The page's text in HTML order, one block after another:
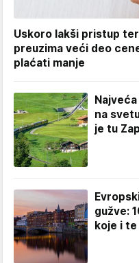
Uskoro lakši pristup
preuzima veći deo
plaćati manje
na
je tu
gužve:
koje i